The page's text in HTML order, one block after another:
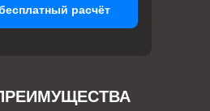
расчёт